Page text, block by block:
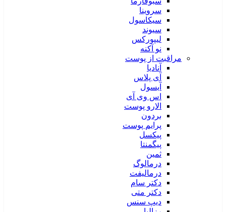
سروینا
سیکاسول
سیوند
لیپورکس
نو آکنه
مراقبت از پوست
آنادیا
آی پلاس
آیسول
اس وی آی
الارو پوست
بردون
پرایم پوست
پیکسل
پیگمنتا
ثمین
درمالوگ
درمالیفت
دکتر سام
دکتر متی
دیپ سنس